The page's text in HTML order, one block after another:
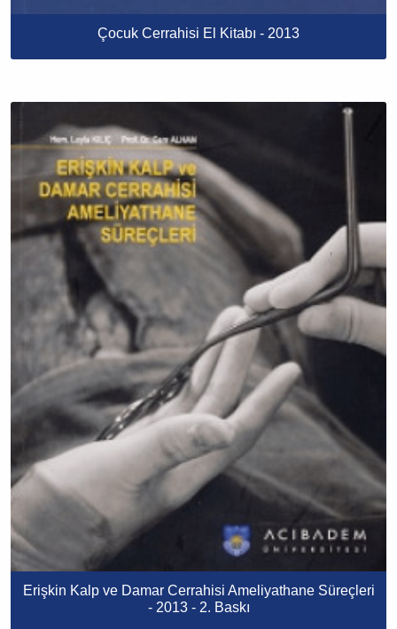
Çocuk Cerrahisi El Kitabı - 2013
Erişkin Kalp ve Damar Cerrahisi Ameliyathane Süreçleri
- ​2013 - 2. Baskı